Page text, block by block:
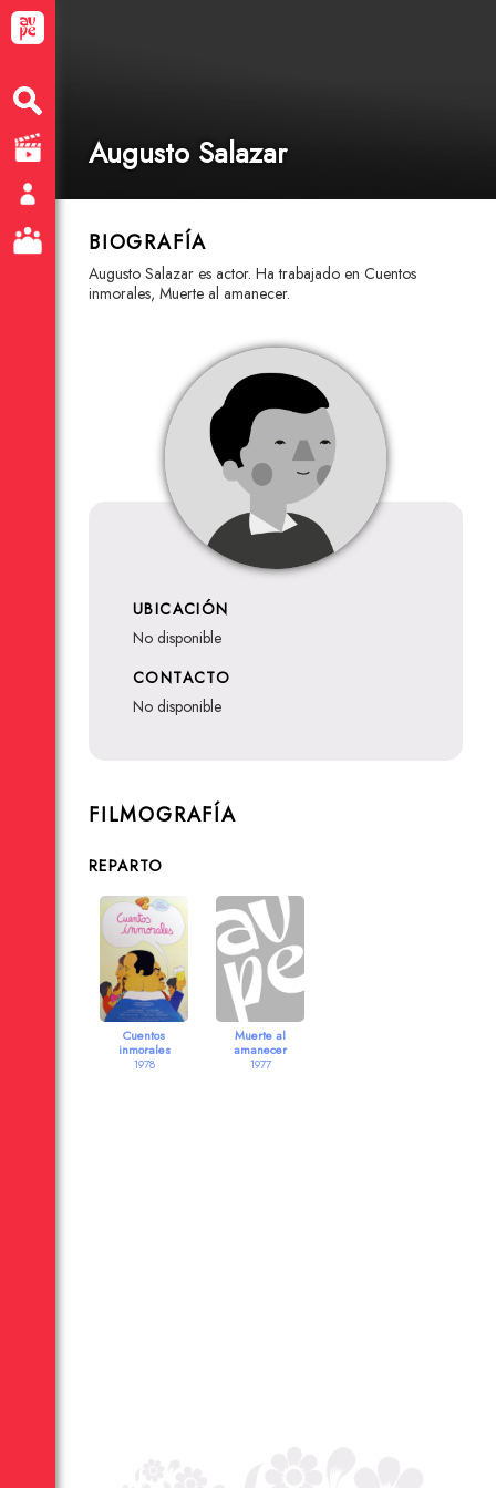
Augusto Salazar
BIOGRAFÍA
Augusto Salazar es actor. Ha trabajado en Cuentos
inmorales, Muerte al amanecer.
UBICACIÓN
no disponible
CONTACTO
no disponible
FILMOGRAFÍA
REPARTO
Cuentos
inmorales
1978
Muerte al
amanecer
1977